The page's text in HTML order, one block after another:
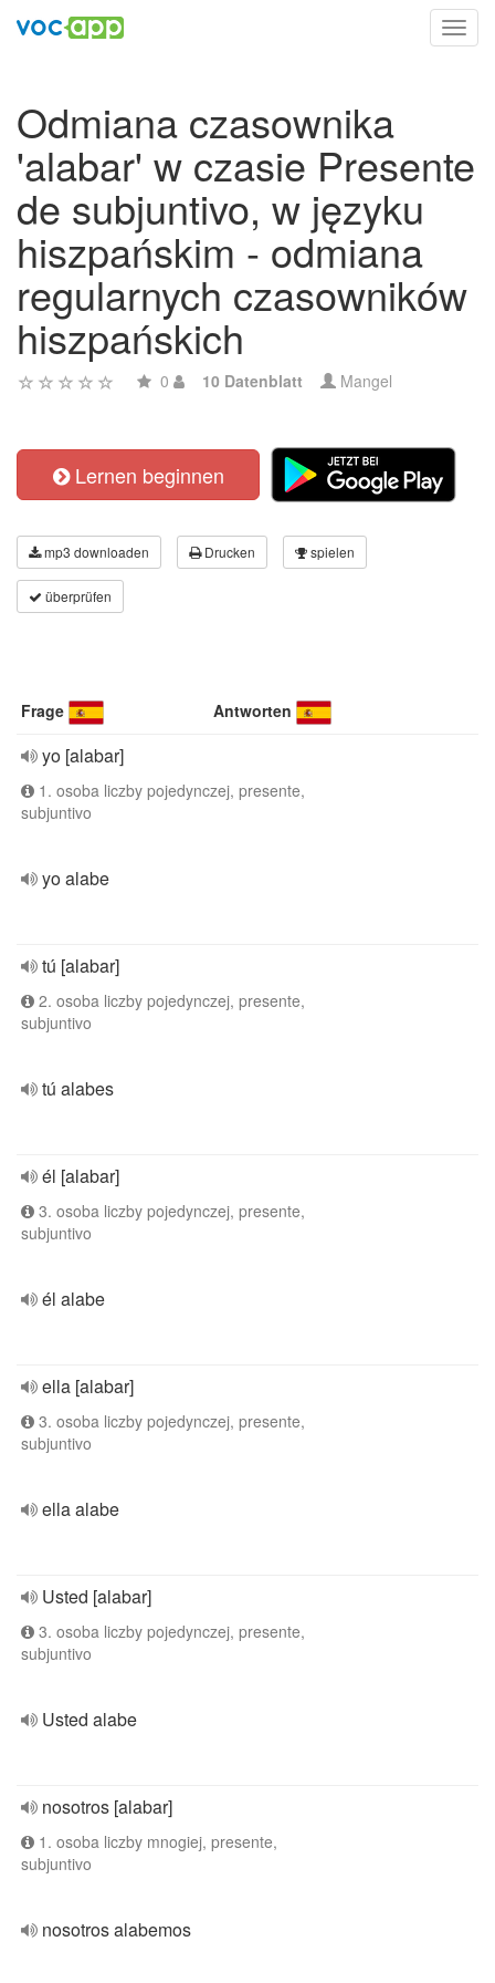
Odmiana czasownika
'alabar' w czasie Presente
de subjuntivo, w języku
hiszpańskim - odmiana
regularnych czasowników
hiszpańskich
0 10 Datenblatt Mangel
Lernen beginnen
mp3 downloaden Drucken spielen
überprüfen
Frage Antworten
yo [alabar]
1. osoba liczby pojedynczej, presente,
subjuntivo
yo alabe
tú [alabar]
2. osoba liczby pojedynczej, presente,
subjuntivo
tú alabes
él [alabar]
3. osoba liczby pojedynczej, presente,
subjuntivo
él alabe
ella [alabar]
3. osoba liczby pojedynczej, presente,
subjuntivo
ella alabe
Usted [alabar]
3. osoba liczby pojedynczej, presente,
subjuntivo
Usted alabe
nosotros [alabar]
1. osoba liczby mnogiej, presente,
subjuntivo
nosotros alabemos